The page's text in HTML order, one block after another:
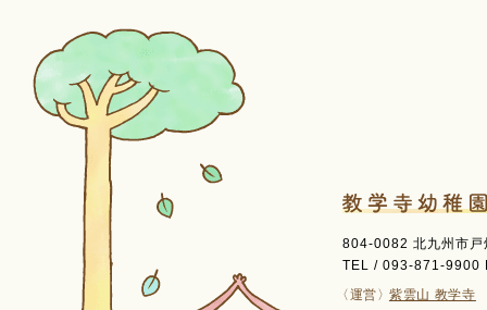
804-0082 北九州市
TEL / 093-871-9900
〈運営〉紫雲山 教学寺